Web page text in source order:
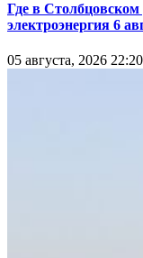
Где в Столбцовском
электроэнергия 6
05 августа, 2026 22:20